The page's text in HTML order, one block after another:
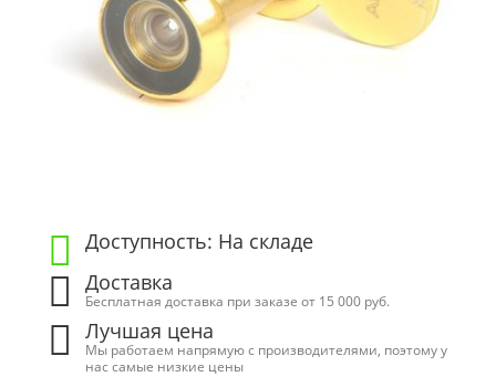
Доступность: На складе
Доставка
Бесплатная доставка при заказе от 15 000 руб.
Лучшая цена
Мы работаем напрямую с производителями, поэтому у
нас самые низкие цены